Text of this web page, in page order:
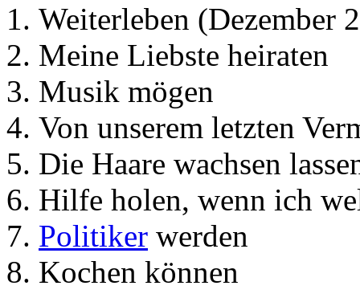
Weiterleben (Dezember
Meine Liebste heiraten
Musik mögen
Von unserem letzten
Die Haare wachsen
Hilfe holen, wenn ich
Politiker werden
Kochen können